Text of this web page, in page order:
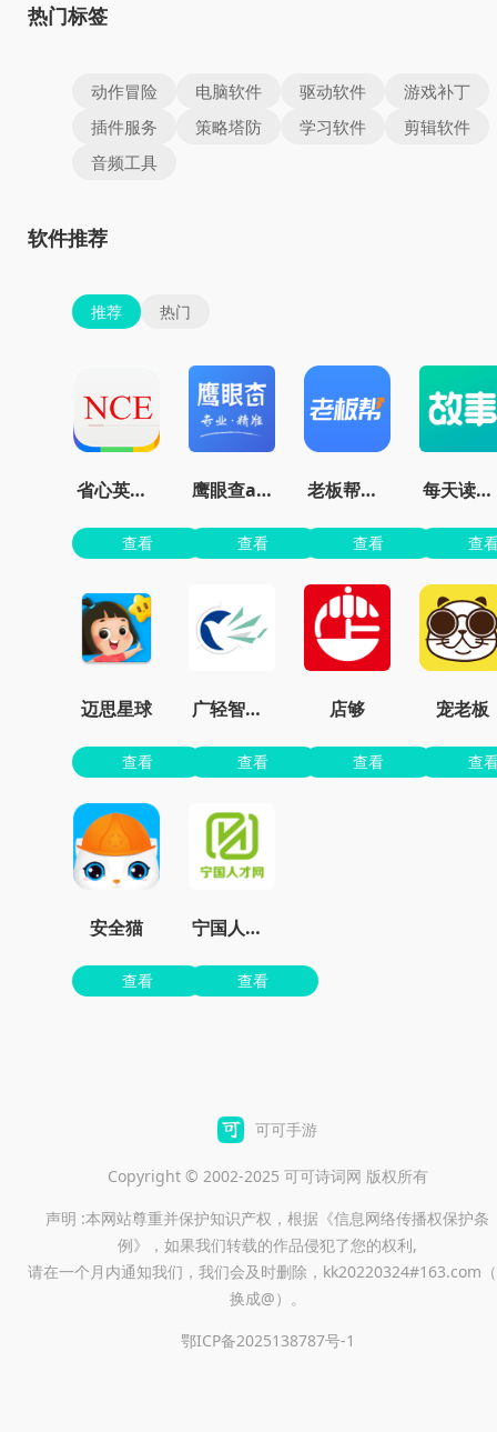
热门标签
动作冒险 电脑软件 驱动软件
游戏补丁
插件服务
策略塔防 学习软件
剪辑软件
音频工具
软件推荐
推荐 热门
省心英语新概念安卓版
查看
鹰眼查app
查看
老板帮官方版
查看
每天读点故事
查
迈思星球
查看
广轻智慧3.0
查看
店够
查看
宠老板
查
安全猫
查看
宁国人才网
查看
可可手游
Copyright © 2002-2025 可可诗词网 版权所有
声明 :本网站尊重并保护知识产权，根据《信息网络传播权保护条
例》，如果我们转载的作品侵犯了您的权利,
请在一个月内通知我们，我们会及时删除，kk20220324#163.com
换成@）。
鄂ICP备2025138787号-1